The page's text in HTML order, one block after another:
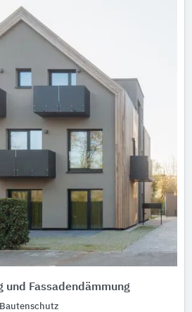
und Fassadendämmung
Bautenschutz